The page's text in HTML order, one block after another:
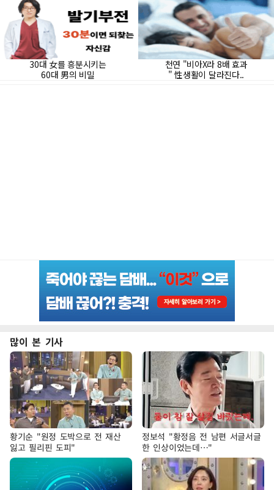
많이 본 기사
황기순 "원정 도박으로 전 재산
잃고 필리핀 도피"
정보석 "황정음 전 남편 서글서글
한 인상이었는데…"